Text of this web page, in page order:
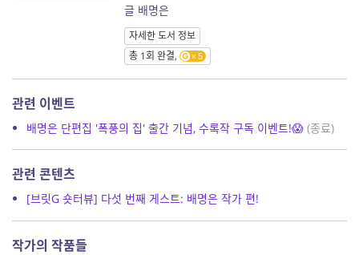
글 배명은
자세한 도서 정보
총 1회 완결,
5
관련 이벤트
배명은 단편집 '폭풍의 집' 출간 기념, 수록작 구독 이벤트!😱(종료)
관련 콘텐츠
[브릿G 숏터뷰] 다섯 번째 게스트: 배명은 작가 편!
작가의 작품들